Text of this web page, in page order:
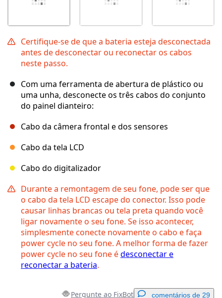
Certifique-se de que a bateria esteja desconectada
antes de desconectar ou reconectar os cabos
neste passo.
Com uma ferramenta de abertura de plástico ou
uma unha, desconecte os três cabos do conjunto
do painel dianteiro:
Cabo da câmera frontal e dos sensores
Cabo da tela LCD
Cabo do digitalizador
Durante a remontagem de seu fone, pode ser que
o cabo da tela LCD escape do conector. Isso pode
causar linhas brancas ou tela preta quando você
ligar novamente o seu fone. Se isso acontecer,
simplesmente conecte novamente o cabo e faça
power cycle no seu fone. A melhor forma de fazer
power cycle no seu fone édesconectar e
reconectar a bateria.
Pergunte ao FixBot comentários de 29